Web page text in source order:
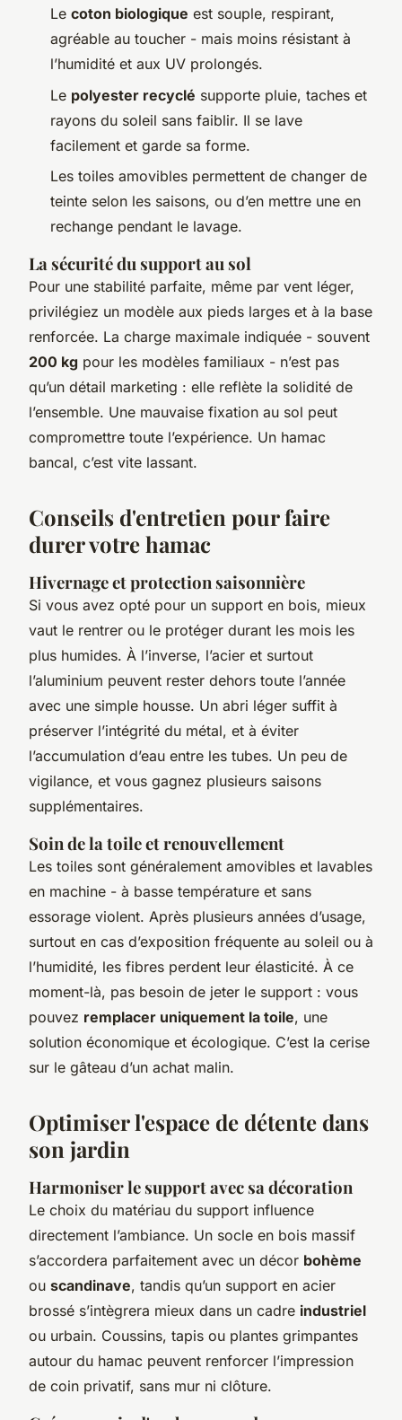
Le coton biologique est souple, respirant,
agréable au toucher - mais moins résistant à
l’humidité et aux UV prolongés.
Le polyester recyclé supporte pluie, taches et
rayons du soleil sans faiblir. Il se lave
facilement et garde sa forme.
Les toiles amovibles permettent de changer de
teinte selon les saisons, ou d’en mettre une en
rechange pendant le lavage.
La sécurité du support au sol
Pour une stabilité parfaite, même par vent léger,
privilégiez un modèle aux pieds larges et à la base
renforcée. La charge maximale indiquée - souvent
200 kg pour les modèles familiaux - n’est pas
qu’un détail marketing : elle reflète la solidité de
l’ensemble. Une mauvaise fixation au sol peut
compromettre toute l’expérience. Un hamac
bancal, c’est vite lassant.
Conseils d'entretien pour faire
durer votre hamac
Hivernage et protection saisonnière
Si vous avez opté pour un support en bois, mieux
vaut le rentrer ou le protéger durant les mois les
plus humides. À l’inverse, l’acier et surtout
l’aluminium peuvent rester dehors toute l’année
avec une simple housse. Un abri léger suffit à
préserver l’intégrité du métal, et à éviter
l’accumulation d’eau entre les tubes. Un peu de
vigilance, et vous gagnez plusieurs saisons
supplémentaires.
Soin de la toile et renouvellement
Les toiles sont généralement amovibles et lavables
en machine - à basse température et sans
essorage violent. Après plusieurs années d’usage,
surtout en cas d’exposition fréquente au soleil ou à
l’humidité, les fibres perdent leur élasticité. À ce
moment-là, pas besoin de jeter le support : vous
pouvez remplacer uniquement la toile, une
solution économique et écologique. C’est la cerise
sur le gâteau d’un achat malin.
Optimiser l'espace de détente dans
son jardin
Harmoniser le support avec sa décoration
Le choix du matériau du support influence
directement l’ambiance. Un socle en bois massif
s’accordera parfaitement avec un décor bohème
ou scandinave, tandis qu’un support en acier
brossé s’intègrera mieux dans un cadre industriel
ou urbain. Coussins, tapis ou plantes grimpantes
autour du hamac peuvent renforcer l’impression
de coin privatif, sans mur ni clôture.